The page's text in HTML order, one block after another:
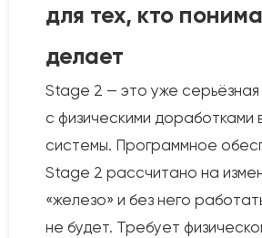
для тех, кто
делает
Stage 2 — это уже серьёзная
с физическими доработками
системы. Программное
Stage 2 рассчитано на
«железо» и без него
не будет. Требует